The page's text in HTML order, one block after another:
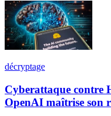
décryptage
Cyberattaque contre
OpenAI maîtrise son